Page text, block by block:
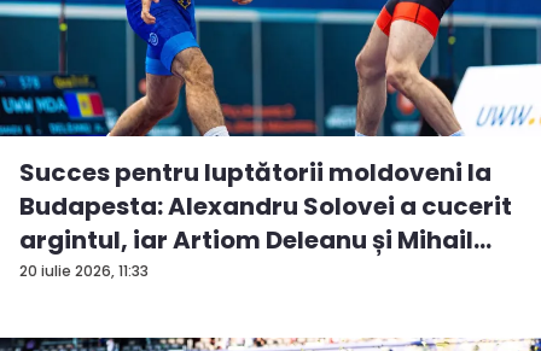
20 iulie 2026, 11:33
Succes pentru luptătorii moldoveni la
Budapesta: Alexandru Solovei a cucerit
argintul, iar Artiom Deleanu și Mihail
Br...